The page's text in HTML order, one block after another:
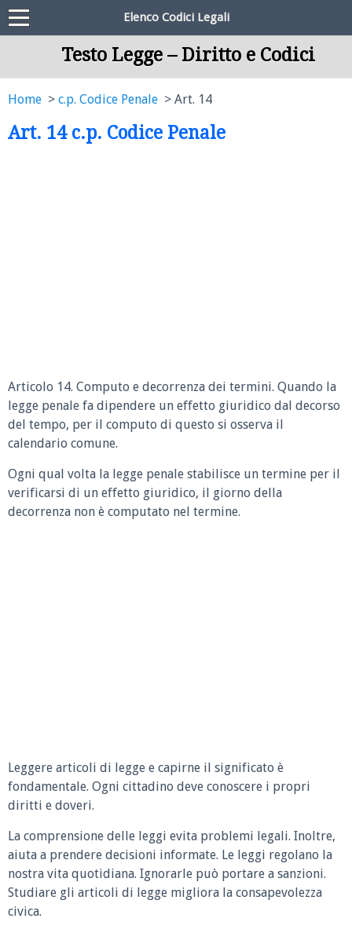
Elenco Codici Legali
Testo Legge – Diritto e Codici
Home c.p. Codice Penale Art. 14
Art. 14 c.p. Codice Penale
Articolo 14. Computo e decorrenza dei termini. Quando la
legge penale fa dipendere un effetto giuridico dal decorso
del tempo, per il computo di questo si osserva il
calendario comune.
Ogni qual volta la legge penale stabilisce un termine per il
verificarsi di un effetto giuridico, il giorno della
decorrenza non è computato nel termine.
Leggere articoli di legge e capirne il significato è
fondamentale. Ogni cittadino deve conoscere i propri
diritti e doveri.
La comprensione delle leggi evita problemi legali. Inoltre,
aiuta a prendere decisioni informate. Le leggi regolano la
nostra vita quotidiana. Ignorarle può portare a sanzioni.
Studiare gli articoli di legge migliora la consapevolezza
civica.